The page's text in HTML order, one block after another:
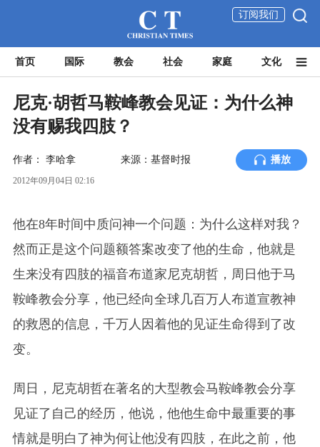
订阅我们
首页 国际 教会 社会 家庭 文化
尼克·胡哲马鞍峰教会见证：为什么神
没有赐我四肢？
作者： 李哈拿 来源：基督时报 播放
2012年09月04日 02:16
他在8年时间中质问神一个问题：为什么这样对我？
然而正是这个问题额答案改变了他的生命，他就是
生来没有四肢的福音布道家尼克胡哲，周日他于马
鞍峰教会分享，他已经向全球几百万人布道宣教神
的救恩的信息，千万人因着他的见证生命得到了改
变。
周日，尼克胡哲在著名的大型教会马鞍峰教会分享
见证了自己的经历，他说，他他生命中最重要的事
情就是明白了神为何让他没有四肢，在此之前，他